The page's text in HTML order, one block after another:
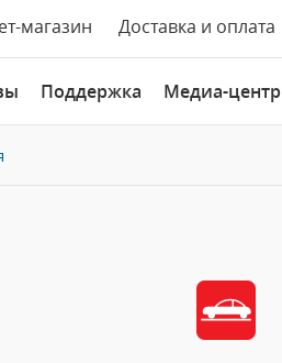
магазин Доставка и оплата
Поддержка Медиа-центр